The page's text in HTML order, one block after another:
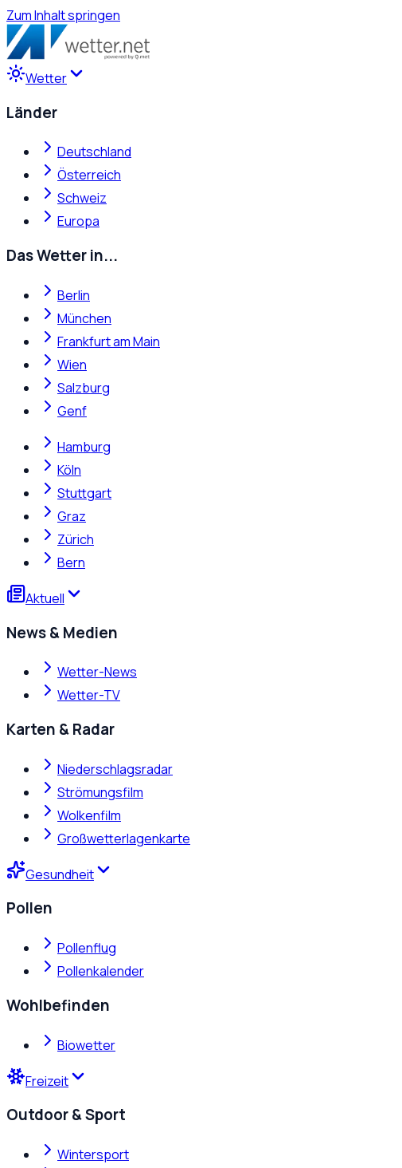
Zum Inhalt springen
Wetter
Länder
Deutschland
Österreich
Schweiz
Europa
Das Wetter in...
Berlin
München
Frankfurt am Main
Wien
Salzburg
Genf
Hamburg
Köln
Stuttgart
Graz
Zürich
Bern
Aktuell
News & Medien
Wetter-News
Wetter-TV
Karten & Radar
Niederschlagsradar
Strömungsfilm
Wolkenfilm
Großwetterlagenkarte
Gesundheit
Pollen
Pollenflug
Pollenkalender
Wohlbefinden
Biowetter
Freizeit
Outdoor & Sport
Wintersport